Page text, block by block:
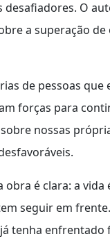
desafiadores. O
a superação
de pessoas
forças para
nossas
é clara: a
seguir em
tenha